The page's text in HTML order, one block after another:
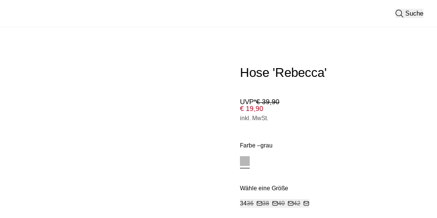
Suche
Hose 'Rebecca'
UVP*€ 39,90
€ 19,90
inkl. MwSt.
Farbe –grau
Wähle eine Größe
3436 38 40 42